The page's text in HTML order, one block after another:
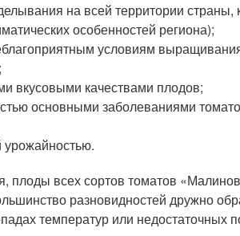
на всей территории
особенностей региона);
условиям
вкусовыми качествами плодов;
основными заболеваниями
урожайностью.
плоды всех сортов томатов
разновидностей дружно
температур или недостаточных